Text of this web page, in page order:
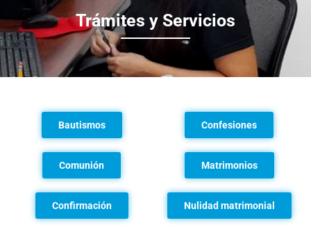
Trámites y Servicios
Bautismos Confesiones
Comunión Matrimonios
Confirmación Nulidad matrimonial